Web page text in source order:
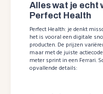
Alles wat je echt
Perfect Health
Perfect Health: je denkt
het is vooral een digitale
producten. De prijzen
maar met de juiste
meter sprint in een Ferrari.
opvallende details: